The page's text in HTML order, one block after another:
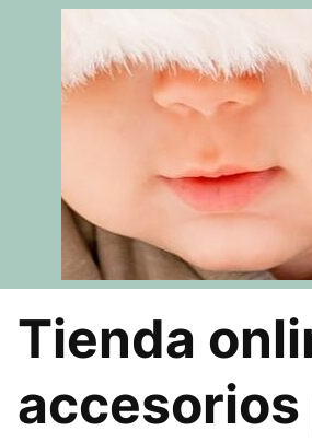
Tienda
accesorios